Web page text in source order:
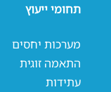
תחומי ייעוץ
מערכות יחסים
התאמה זוגית
עתידות